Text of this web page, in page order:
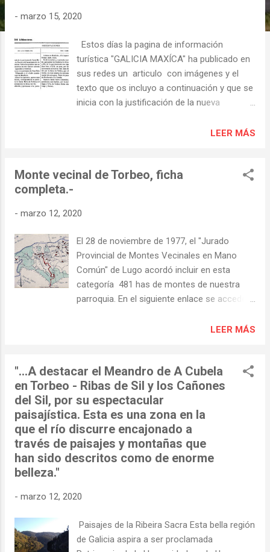
- marzo 15, 2020
Estos días la pagina de información
turística "GALICIA MAXÍCA" ha publicado en
sus redes un articulo con imágenes y el
texto que os incluyo a continuación y que se
inicia con la justificación de la nueva
llamar a la Cubela "COVELA". El autor
la toponimia oficial y ya que el nomenclator
deben regir y por ello deberíamos llamarla A
oficializar los nombres de los lugares son
gente preparada para ello y con suficiente
información contrastada para designarlos
convenientemente. Por nuestra parte y
viendo muy por encima las definiciones de
siguiente. En el diccionario RAG no aparece
tener tres a...
LEER MÁS
Monte vecinal de Torbeo, ficha
completa.-
- marzo 12, 2020
El 28 de noviembre de 1977, el "Jurado
Provincial de Montes Vecinales en Mano
Común" de Lugo acordó incluir en esta
categoría 481 has de montes de nuestra
parroquia. En el siguiente enlace se accede a
contiene la detallada descripción de las
os/cficha/27/1043_cficha.pdf
La ficha incluye este plano:
…………….. …………….
https://ovmediorural.xunta.gal/gl
LEER MÁS
"...A destacar el Meandro de A Cubela
en Torbeo - Ribas de Sil y los Cañones
del Sil, por su espectacular
paisajística. Esta es una zona en la
que el río discurre encajonado a
través de paisajes y montañas que
han sido descritos como de enorme
belleza."
- marzo 12, 2020
Paisajes de la Ribeira Sacra Esta bella región
de Galicia aspira a ser proclamada